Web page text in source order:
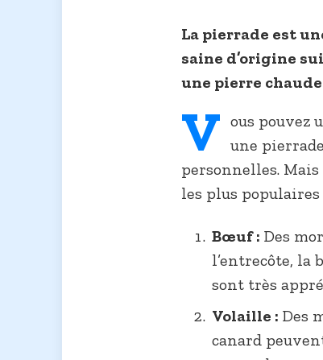
La pierrade est
saine d’origine
une pierre
V ous pouvez
une
personnelles.
les plus
Bœuf : Des
l’entrecôte, la
sont très
Volaille : Des
canard